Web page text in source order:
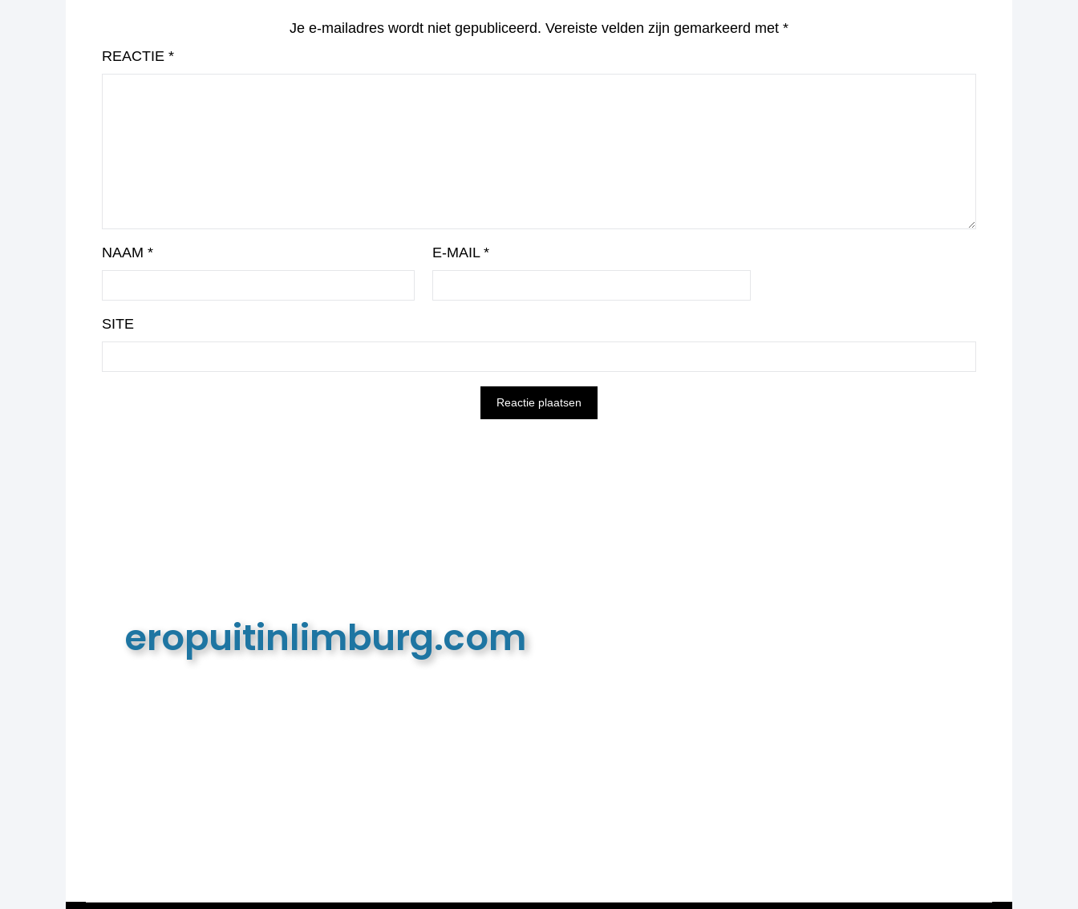
Je e-mailadres wordt niet gepubliceerd. Vereiste velden zijn gemarkeerd met *
REACTIE *
NAAM * E-MAIL *
SITE
eropuitinlimburg.com